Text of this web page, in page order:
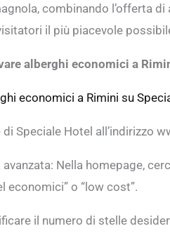
combinando l’offerta
il più piacevole
alberghi economici a
economici a Rimini su
Speciale Hotel all’indirizzo
Nella homepage,
economici” o “low cost”.
il numero di stelle